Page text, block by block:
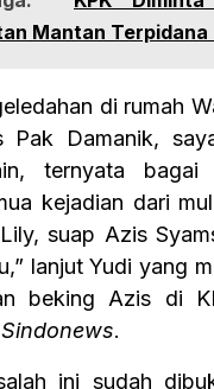
Mantan Terpidana
di rumah
Pak Damanik,
ternyata bagai
kejadian dari
suap Azis
lanjut Yudi yang
beking Azis di
Sindonews.
ini sudah